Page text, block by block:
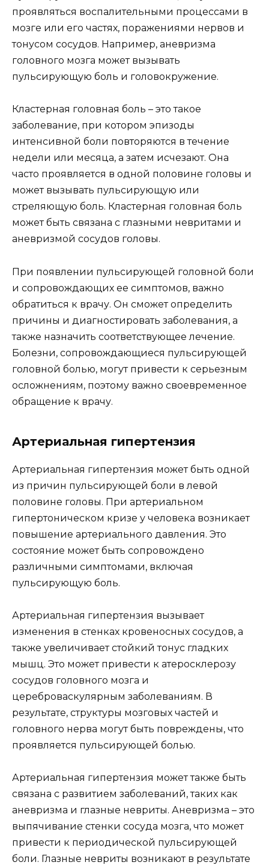
проявляться воспалительными процессами в
мозге или его частях, поражениями нервов и
тонусом сосудов. Например, аневризма
головного мозга может вызывать
пульсирующую боль и головокружение.
Кластерная головная боль – это такое
заболевание, при котором эпизоды
интенсивной боли повторяются в течение
недели или месяца, а затем исчезают. Она
часто проявляется в одной половине головы и
может вызывать пульсирующую или
стреляющую боль. Кластерная головная боль
может быть связана с глазными невритами и
аневризмой сосудов головы.
При появлении пульсирующей головной боли
и сопровождающих ее симптомов, важно
обратиться к врачу. Он сможет определить
причины и диагностировать заболевания, а
также назначить соответствующее лечение.
Болезни, сопровождающиеся пульсирующей
головной болью, могут привести к серьезным
осложнениям, поэтому важно своевременное
обращение к врачу.
Артериальная гипертензия
Артериальная гипертензия может быть одной
из причин пульсирующей боли в левой
половине головы. При артериальном
гипертоническом кризе у человека возникает
повышение артериального давления. Это
состояние может быть сопровождено
различными симптомами, включая
пульсирующую боль.
Артериальная гипертензия вызывает
изменения в стенках кровеносных сосудов, а
также увеличивает стойкий тонус гладких
мышц. Это может привести к атеросклерозу
сосудов головного мозга и
цереброваскулярным заболеваниям. В
результате, структуры мозговых частей и
головного нерва могут быть повреждены, что
проявляется пульсирующей болью.
Артериальная гипертензия может также быть
связана с развитием заболеваний, таких как
аневризма и глазные невриты. Аневризма – это
выпячивание стенки сосуда мозга, что может
привести к периодической пульсирующей
боли. Глазные невриты возникают в результате